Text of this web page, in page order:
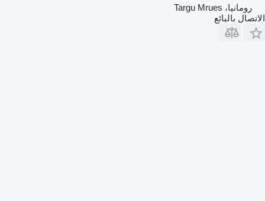
رومانيا، Targu Mrues
الاتصال بالبائع